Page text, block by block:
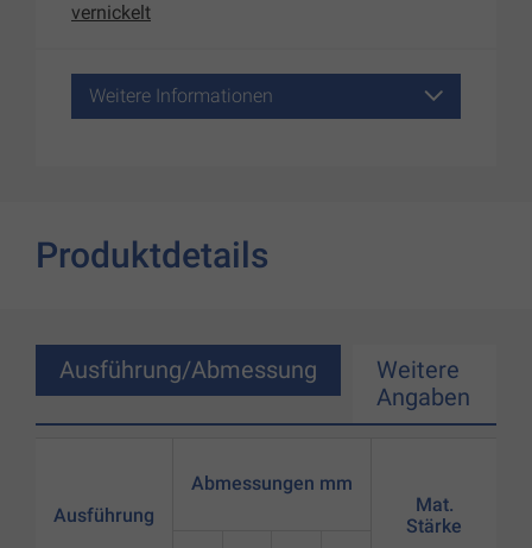
vernickelt
Weitere Informationen
Produktdetails
Ausführung/Abmessung
Weitere
Angaben
Ausführung
Abmessungen mm
Mat.
Stärke